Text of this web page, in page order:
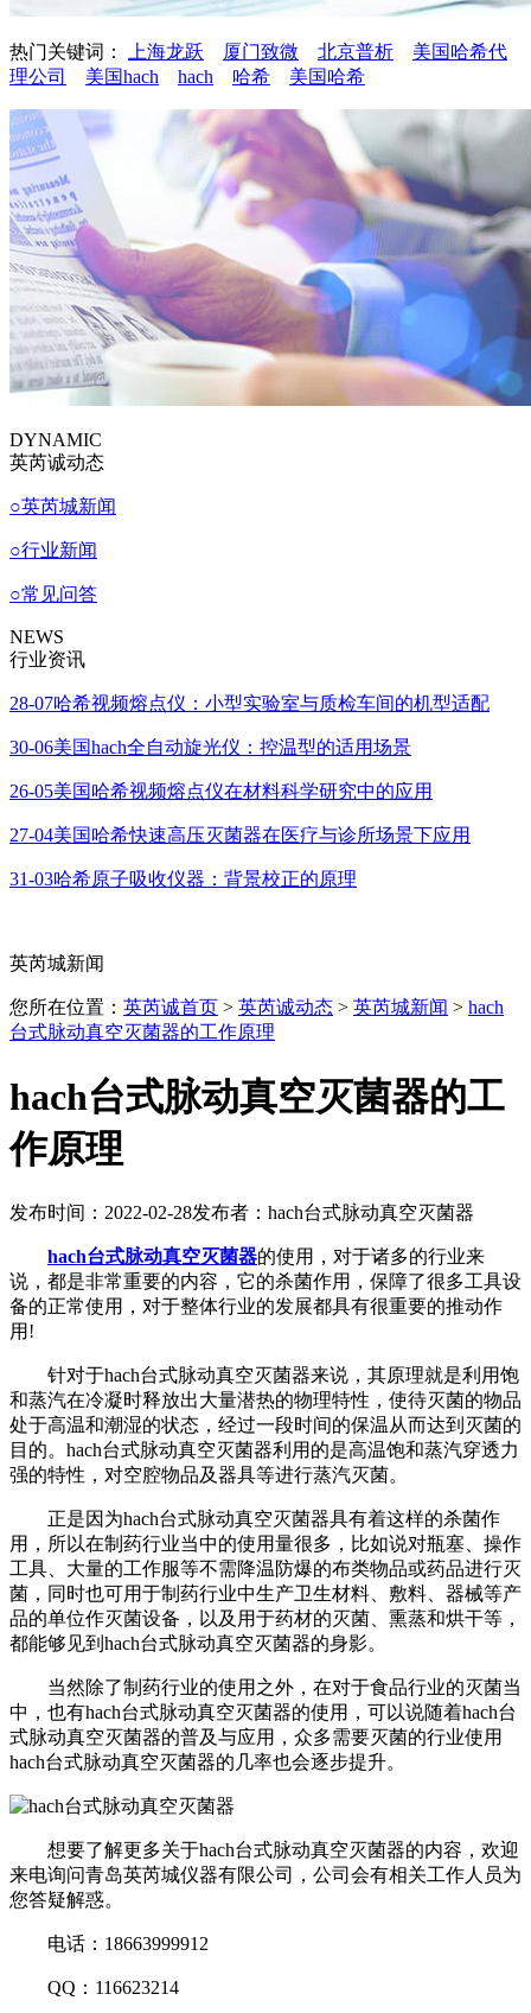
热门关键词： 上海龙跃 厦门致微 北京普析
美国哈希代
理公司
美国hach hach 哈希 美国哈希
DYNAMIC
英芮诚动态
○英芮城新闻
○行业新闻
○常见问答
NEWS
行业资讯
28-07哈希视频熔点仪：小型实验室与质检车间的机型适配
30-06美国hach全自动旋光仪：控温型的适用场景
26-05美国哈希视频熔点仪在材料科学研究中的应用
27-04美国哈希快速高压灭菌器在医疗与诊所场景下应用
31-03哈希原子吸收仪器：背景校正的原理
英芮城新闻
您所在位置： 英芮诚首页 > 英芮诚动态 > 英芮城新闻 > hach
台式脉动真空灭菌器的工作原理
hach台式脉动真空灭菌器的工
作原理
发布时间：2022-02-28发布者：hach台式脉动真空灭菌器
hach台式脉动真空灭菌器的使用，对于诸多的行业来
说，都是非常重要的内容，它的杀菌作用，保障了很多工具设
备的正常使用，对于整体行业的发展都具有很重要的推动作
用!
针对于hach台式脉动真空灭菌器来说，其原理就是利用饱
和蒸汽在冷凝时释放出大量潜热的物理特性，使待灭菌的物品
处于高温和潮湿的状态，经过一段时间的保温从而达到灭菌的
目的。hach台式脉动真空灭菌器利用的是高温饱和蒸汽穿透力
强的特性，对空腔物品及器具等进行蒸汽灭菌。
正是因为hach台式脉动真空灭菌器具有着这样的杀菌作
用，所以在制药行业当中的使用量很多，比如说对瓶塞、操作
工具、大量的工作服等不需降温防爆的布类物品或药品进行灭
菌，同时也可用于制药行业中生产卫生材料、敷料、器械等产
品的单位作灭菌设备，以及用于药材的灭菌、熏蒸和烘干等，
都能够见到hach台式脉动真空灭菌器的身影。
当然除了制药行业的使用之外，在对于食品行业的灭菌当
中，也有hach台式脉动真空灭菌器的使用，可以说随着hach台
式脉动真空灭菌器的普及与应用，众多需要灭菌的行业使用
hach台式脉动真空灭菌器的几率也会逐步提升。
想要了解更多关于hach台式脉动真空灭菌器的内容，欢迎
来电询问青岛英芮城仪器有限公司，公司会有相关工作人员为
您答疑解惑。
电话：18663999912
QQ：116623214